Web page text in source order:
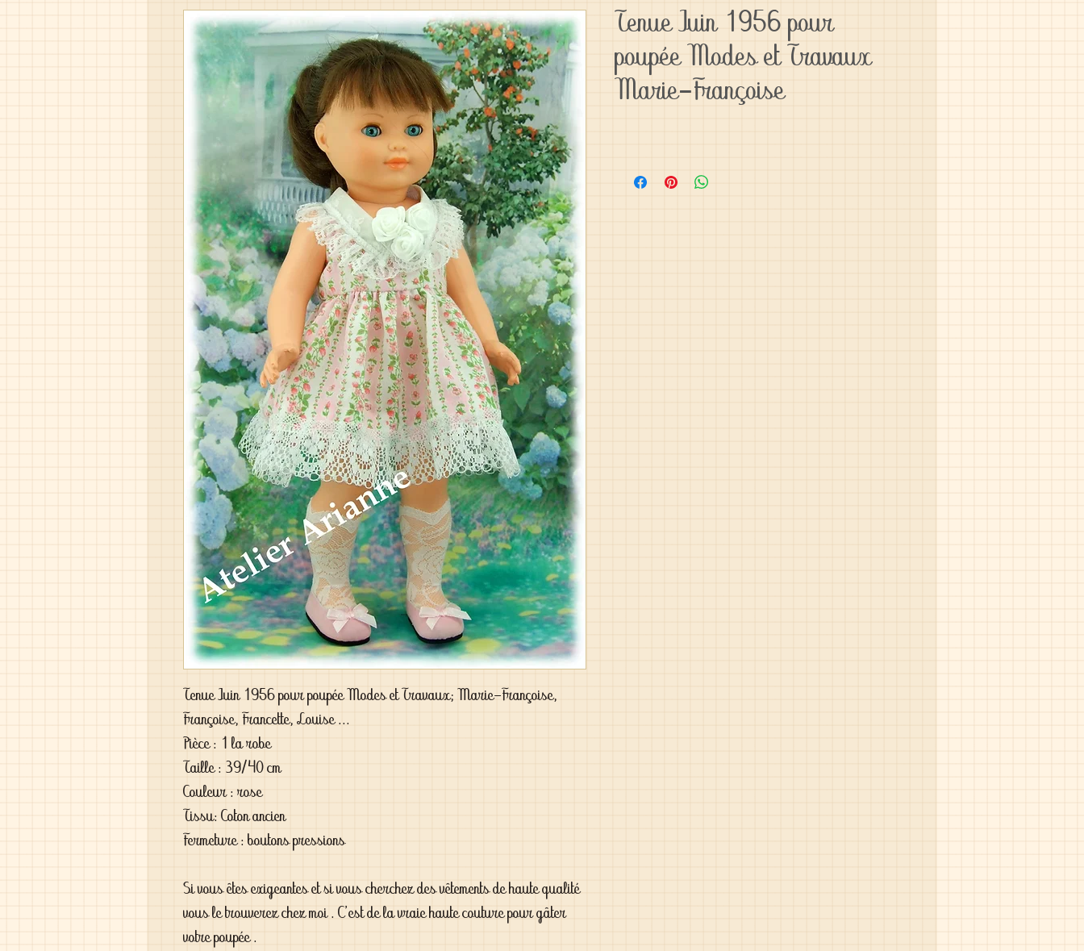
Tenue Juin 1956 pour poupée Modes et Travaux; Marie-Françoise,
Françoise, Francette, Louise ...
Pièce : 1 la robe
Taille : 39/40 cm
Couleur : rose
Tissu: Coton ancien
Fermeture : boutons pressions
Si vous êtes exigeantes et si vous cherchez des vêtements de haute qualité
vous le trouverez chez moi . C'est de la vraie haute couture pour gâter
votre poupée .
Tenue Juin 1956 pour
poupée Modes et Travaux
Marie-Françoise